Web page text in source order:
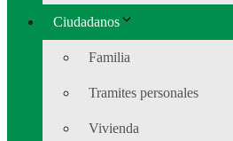
Ciudadanos
Familia
Tramites personales
Vivienda